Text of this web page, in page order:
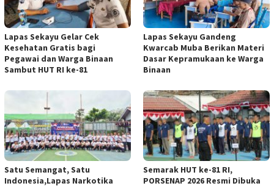
Lapas Sekayu Gelar Cek
Kesehatan Gratis bagi
Pegawai dan Warga Binaan
Sambut HUT RI ke-81
Lapas Sekayu Gandeng
Kwarcab Muba Berikan Materi
Dasar Kepramukaan ke Warga
Binaan
Satu Semangat, Satu
Indonesia,Lapas Narkotika
Semarak HUT ke-81 RI,
PORSENAP 2026 Resmi Dibuka